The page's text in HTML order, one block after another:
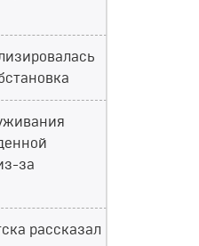
за
рассказал